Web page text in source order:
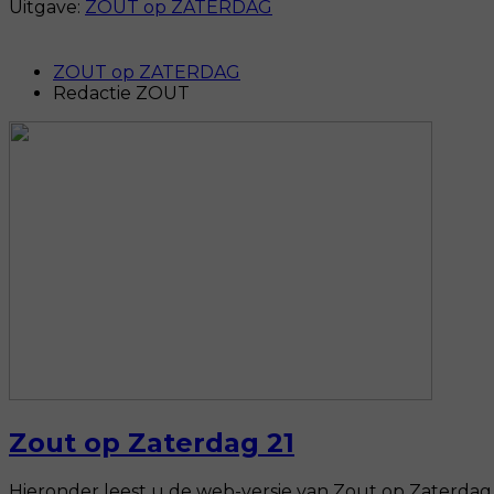
Uitgave: ZOUT op ZATERDAG
ZOUT op ZATERDAG
Redactie ZOUT
Zout op Zaterdag 21